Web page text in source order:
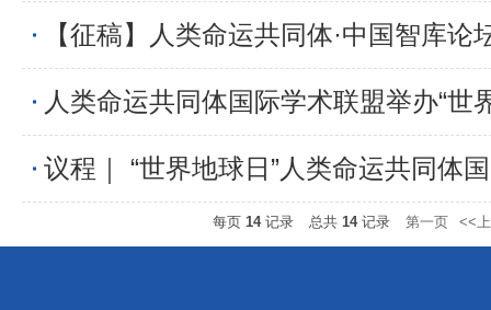
每页 14记录 总共 14记录 第一页 <<